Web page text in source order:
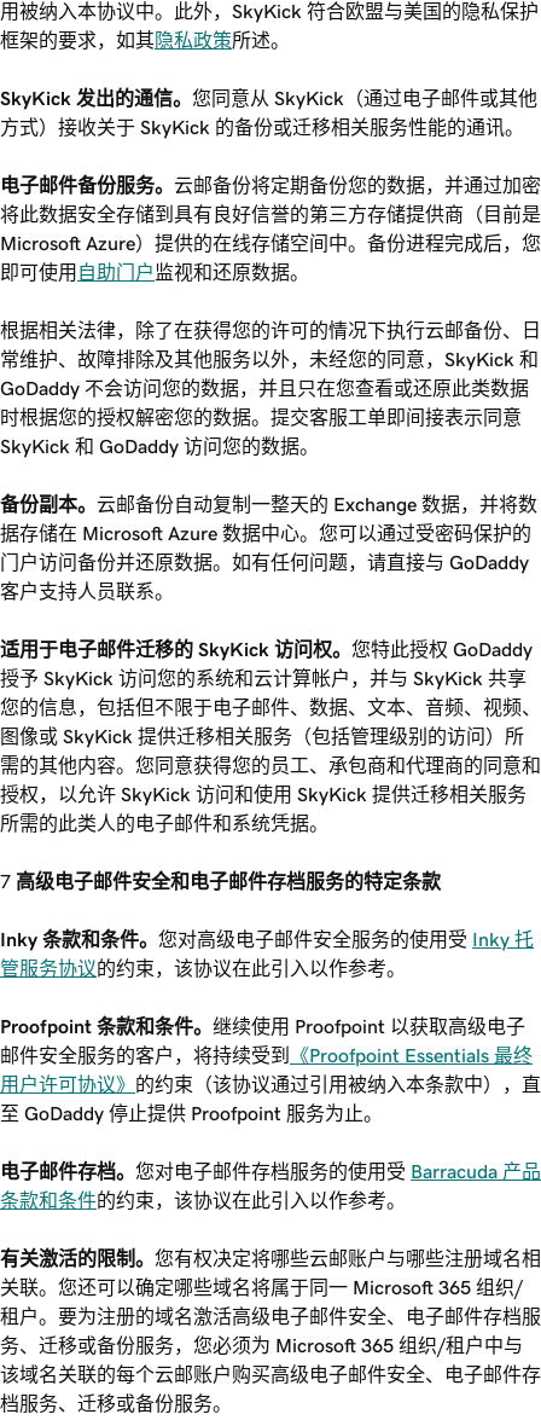
用被纳入本协议中。此外，SkyKick 符合欧盟与美国的隐私保护
框架的要求，如其隐私政策所述。
SkyKick 发出的通信。 您同意从 SkyKick（通过电子邮件或其他
方式）接收关于 SkyKick 的备份或迁移相关服务性能的通讯。
电子邮件备份服务。 云邮备份将定期备份您的数据，并通过加密
将此数据安全存储到具有良好信誉的第三方存储提供商（目前是
Microsoft Azure）提供的在线存储空间中。备份进程完成后，您
即可使用 自助门户 监视和还原数据。
根据相关法律，除了在获得您的许可的情况下执行云邮备份、日
常维护、故障排除及其他服务以外，未经您的同意，SkyKick 和
GoDaddy 不会访问您的数据，并且只在您查看或还原此类数据
时根据您的授权解密您的数据。提交客服工单即间接表示同意
SkyKick 和 GoDaddy 访问您的数据。
备份副本。 云邮备份自动复制一整天的 Exchange 数据，并将数
据存储在 Microsoft Azure 数据中心。您可以通过受密码保护的
门户访问备份并还原数据。如有任何问题，请直接与 GoDaddy
客户支持人员联系。
适用于电子邮件迁移的 SkyKick 访问权。 您特此授权 GoDaddy
授予 SkyKick 访问您的系统和云计算帐户，并与 SkyKick 共享
您的信息，包括但不限于电子邮件、数据、文本、音频、视频、
图像或 SkyKick 提供迁移相关服务（包括管理级别的访问）所
需的其他内容。您同意获得您的员工、承包商和代理商的同意和
授权，以允许 SkyKick 访问和使用 SkyKick 提供迁移相关服务
所需的此类人的电子邮件和系统凭据。
高级电子邮件安全和电子邮件存档服务的特定条款
Inky 条款和条件。 您对高级电子邮件安全服务的使用受 Inky 托
管服务协议的约束，该协议在此引入以作参考。
Proofpoint 条款和条件。 继续使用 Proofpoint 以获取高级电子
邮件安全服务的客户，将持续受到
《Proofpoint Essentials 最终
用户许可协议》 的约束（该协议通过引用被纳入本条款中），直
至 GoDaddy 停止提供 Proofpoint 服务为止。
电子邮件存档。 您对电子邮件存档服务的使用受 Barracuda 产品
条款和条件的约束，该协议在此引入以作参考。
有关激活的限制。 您有权决定将哪些云邮账户与哪些注册域名相
关联。您还可以确定哪些域名将属于同一 Microsoft 365 组织/
租户。要为注册的域名激活高级电子邮件安全、电子邮件存档服
务、迁移或备份服务，您必须为 Microsoft 365 组织/租户中与
该域名关联的每个云邮账户购买高级电子邮件安全、电子邮件存
档服务、迁移或备份服务。